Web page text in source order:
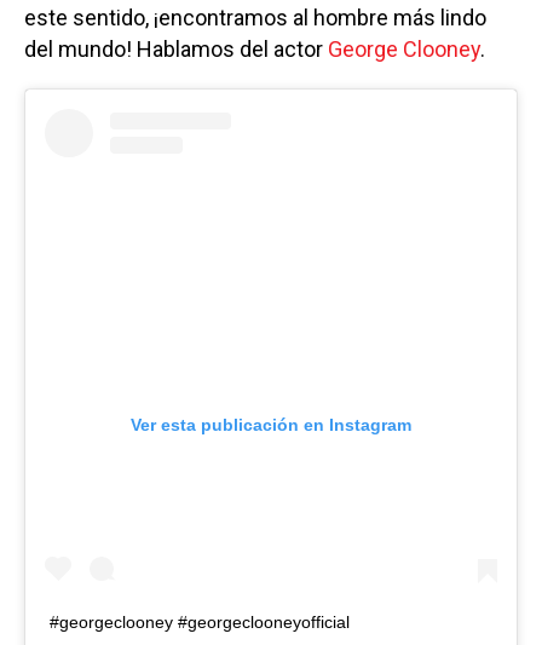
este sentido, ¡encontramos al hombre más lindo
del mundo! Hablamos del actor George Clooney.
Ver esta publicación en Instagram
#georgeclooney #georgeclooneyofficial